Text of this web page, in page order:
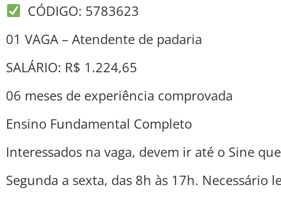
CÓDIGO: 5783623
01 VAGA – Atendente de padaria
SALÁRIO: R$ 1.224,65
06 meses de experiência comprovada
Ensino Fundamental Completo
Interessados na vaga, devem ir até o Sine
Segunda a sexta, das 8h às 17h. Necessário